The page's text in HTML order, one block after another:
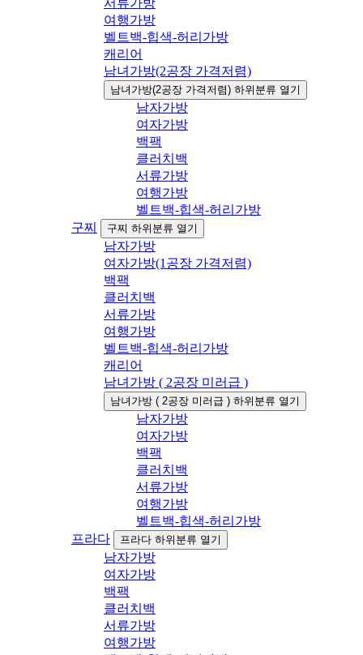
서류가방
여행가방
벨트백-힙색-허리가방
캐리어
남녀가방(2공장 가격저렴)
남녀가방(2공장 가격저렴) 하위분류 열기
남자가방
여자가방
백팩
클러치백
서류가방
여행가방
벨트백-힙색-허리가방
구찌
구찌 하위분류 열기
남자가방
여자가방(1공장 가격저렴)
백팩
클러치백
서류가방
여행가방
벨트백-힙색-허리가방
캐리어
남녀가방 ( 2공장 미러급 )
남녀가방 ( 2공장 미러급 ) 하위분류 열기
남자가방
여자가방
백팩
클러치백
서류가방
여행가방
벨트백-힙색-허리가방
프라다
프라다 하위분류 열기
남자가방
여자가방
백팩
클러치백
서류가방
여행가방